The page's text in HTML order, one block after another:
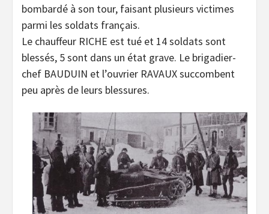
bombardé à son tour, faisant plusieurs victimes
parmi les soldats français.
Le chauffeur RICHE est tué et 14 soldats sont
blessés, 5 sont dans un état grave. Le brigadier-
chef BAUDUIN et l’ouvrier RAVAUX succombent
peu après de leurs blessures.